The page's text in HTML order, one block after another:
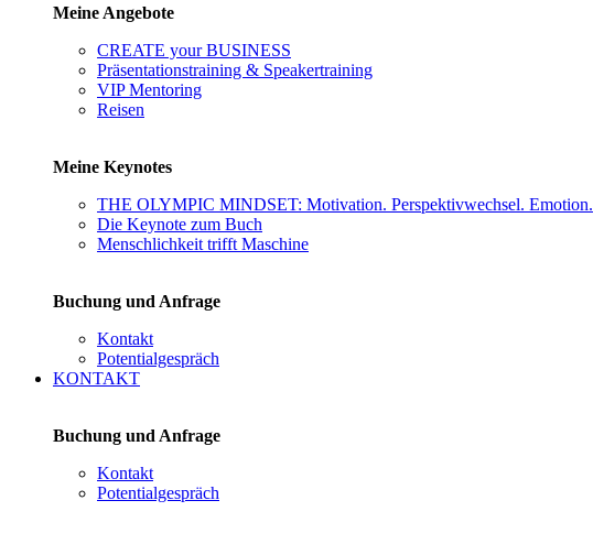
Meine Angebote
CREATE your BUSINESS
Präsentationstraining & Speakertraining
VIP Mentoring
Reisen
Meine Keynotes
THE OLYMPIC MINDSET: Motivation. Perspektivwechsel. Emotion.
Die Keynote zum Buch
Menschlichkeit trifft Maschine
Buchung und Anfrage
Kontakt
Potentialgespräch
KONTAKT
Buchung und Anfrage
Kontakt
Potentialgespräch